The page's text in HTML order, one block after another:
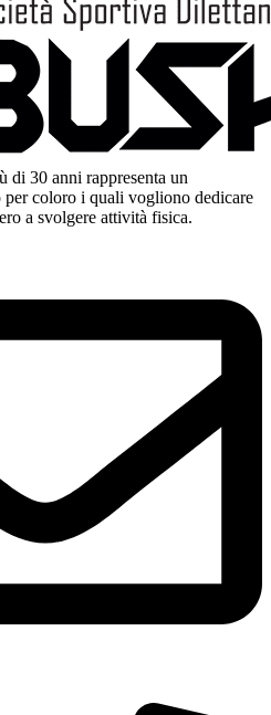
di 30 anni rappresenta un
coloro i quali vogliono dedicare
a svolgere attività fisica.